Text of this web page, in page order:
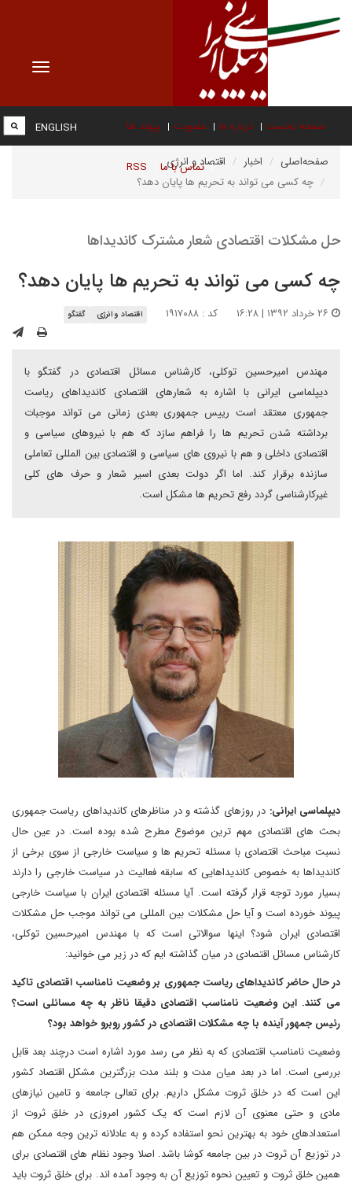
Toggle
صفحه نخست درباره ما عضویت پیوند ها
تماس با ما RSS
ENGLISH
صفحه‌اصلی اخبار
اقتصاد و انرژی
چه کسی می تواند به تحریم ها پایان دهد؟
حل مشکلات اقتصادی شعار مشترک کاندیداها
چه کسی می تواند به تحریم ها پایان دهد؟
کد : ۱۹۱۷۰۸۸ اقتصاد و انرژی گفتگو
مهندس امیرحسین توکلی،‌ کارشناس مسائل اقتصادی در گفتگو با
دیپلماسی ایرانی با اشاره به شعارهای اقتصادی کاندیداهای ریاست
جمهوری معتقد است رییس جمهوری بعدی زمانی می تواند موجبات
برداشته شدن تحریم ها را فراهم سازد که هم با نیروهای سیاسی و
اقتصادی داخلی و هم با نیروی های سیاسی و اقتصادی بین المللی تعاملی
سازنده برقرار کند. اما اگر دولت بعدی اسیر شعار و حرف های کلی
غیرکارشناسی گردد رفع تحریم ها مشکل است.
دیپلماسی ایرانی: در روزهای گذشته و در مناظرهای کاندیداهای ریاست جمهوری
بحث های اقتصادی مهم ترین موضوع مطرح شده بوده است. در عین حال
نسبت مباحث اقتصادی با مسئله تحریم ها و سیاست خارجی از سوی برخی از
کاندیداها به خصوص کاندیداهایی که سابقه فعالیت در سیاست خارجی را دارند
بسیار مورد توجه قرار گرفته است. آیا مسئله اقتصادی ایران با سیاست خارجی
پیوند خورده است و آیا حل مشکلات بین المللی می تواند موجب حل مشکلات
اقتصادی ایران شود؟ اینها سوالاتی است که با مهندس امیرحسین توکلی،
کارشناس مسائل اقتصادی در میان گذاشته ایم که در زیر می خوانید:
در حال حاضر کاندیداهای ریاست جمهوری بر وضعیت نامناسب اقتصادی تاکید
می کنند. این وضعیت نامناسب اقتصادی دقیقا ناظر به چه مسائلی است؟
رئیس جمهور آینده با چه مشکلات اقتصادی در کشور روبرو خواهد بود؟
وضعیت نامناسب اقتصادی که به نظر می رسد مورد اشاره است درچند بعد قابل
بررسی است. اما در بعد میان مدت و بلند مدت بزرگترین مشکل اقتصاد کشور
این است که در خلق ثروت مشکل داریم. برای تعالی جامعه و تامین نیازهای
مادی و حتی معنوی آن لازم است که یک کشور امروزی در خلق ثروت از
استعدادهای خود به بهترین نحو استفاده کرده و به عادلانه ترین وجه ممکن هم
در توزیع آن ثروت در بین جامعه کوشا باشد. اصلا وجود نظام های اقتصادی برای
همین خلق ثروت و تعیین نحوه توزیع آن به وجود آمده اند. برای خلق ثروت باید